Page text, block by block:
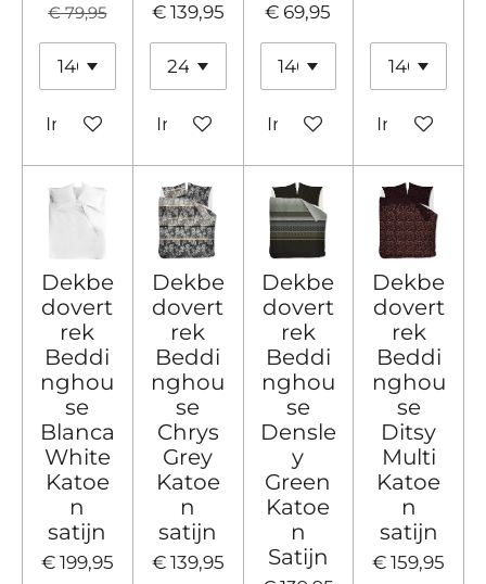
€ 79,95
In winkelwagen
€ 139,95
In winkelwagen
€ 69,95
In winkelwagen
In
Dekbe
dovert
rek
Beddi
nghou
se
Blanca
White
Katoe
n
satijn
€ 199,95
Dekbe
dovert
rek
Beddi
nghou
se
Chrys
Grey
Katoe
n
satijn
€ 139,95
Dekbe
dovert
rek
Beddi
nghou
se
Densle
y
Green
Katoe
n
Satijn
Dekbe
dovert
rek
Beddi
nghou
se
Ditsy
Multi
Katoe
n
satijn
€ 159,95